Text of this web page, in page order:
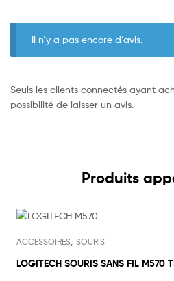
Il n’y a pas encore d’avis.
Seuls les clients connectés ayant
possibilité de laisser un avis.
Produits
ACCESSOIRES SOURIS
LOGITECH SOURIS SANS FIL M570